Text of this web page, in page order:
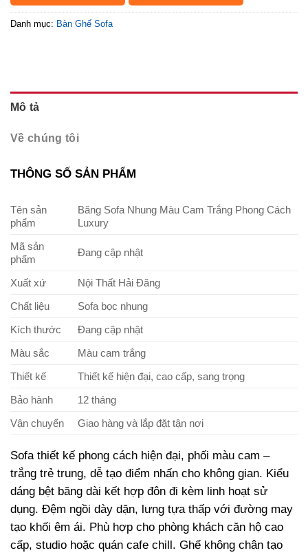
Danh mục: Bàn Ghế Sofa
Mô tả
Về chúng tôi
THÔNG SỐ SẢN PHẨM
Tên sản
phẩm
Băng Sofa Nhung Màu Cam Trắng Phong Cách
Luxury
Mã sản
phẩm
Đang cập nhật
Xuất xứ
Nội Thất Hải Đăng
Chất liệu
Sofa bọc nhung
Kích thước
Đang cập nhật
Màu sắc
Màu cam trắng
Thiết kế
Thiết kế hiện đại, cao cấp, sang trọng
Bảo hành
12 tháng
Vận chuyển
Giao hàng và lắp đặt tận nơi
Sofa thiết kế phong cách hiện đại, phối màu cam –
trắng trẻ trung, dễ tạo điểm nhấn cho không gian. Kiểu
dáng bệt băng dài kết hợp đôn đi kèm linh hoạt sử
dụng. Đệm ngồi dày dặn, lưng tựa thấp với đường may
tạo khối êm ái. Phù hợp cho phòng khách căn hộ cao
cấp, studio hoặc quán cafe chill. Ghế không chân tạo